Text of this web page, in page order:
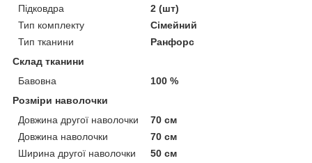
Підковдра
2 (шт)
Тип комплекту
Сімейний
Тип тканини
Ранфорс
Склад тканини
Бавовна
100 %
Розміри наволочки
Довжина другої наволочки
70 см
Довжина наволочки
70 см
Ширина другої наволочки
50 см